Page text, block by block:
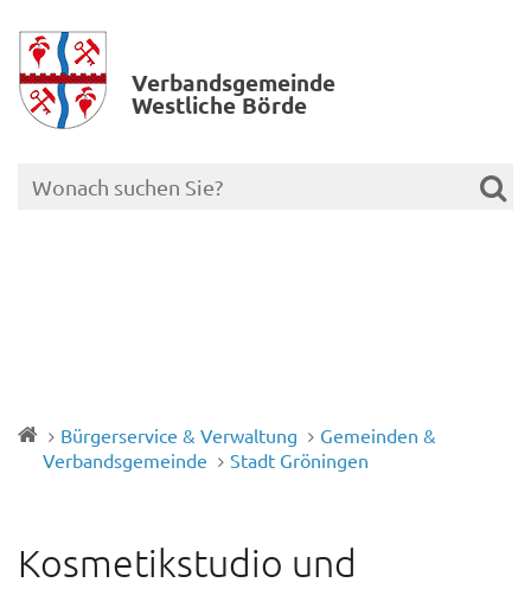
Verbands­gemeinde
Westliche Börde
Bürgerservice & Verwaltung
Gemeinden &
Verbandsgemeinde
Stadt Gröningen
Kosmetikstudio und